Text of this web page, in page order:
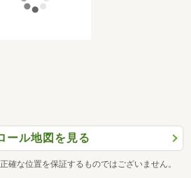
ール地図を見る
確な位置を保証するものではございません。